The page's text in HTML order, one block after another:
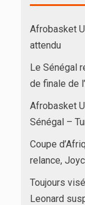
Afrobasket
attendu
Le Sénégal
de finale de
Afrobasket
Sénégal –
Coupe
relance,
Toujours
Leonard